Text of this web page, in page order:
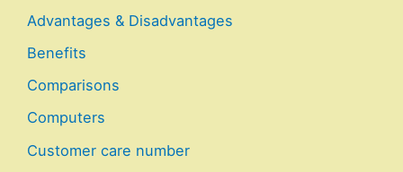
Advantages & Disadvantages
Benefits
Comparisons
Computers
Customer care number